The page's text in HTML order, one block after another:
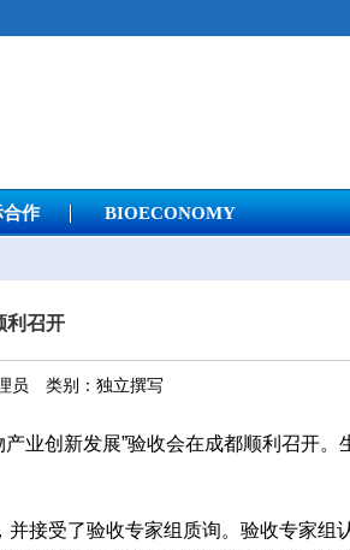
作 BIOECONOMY
利召开
员 类别：独立撰写
业创新发展”验收会在成都顺利召开。
接受了验收专家组质询。验收专家组